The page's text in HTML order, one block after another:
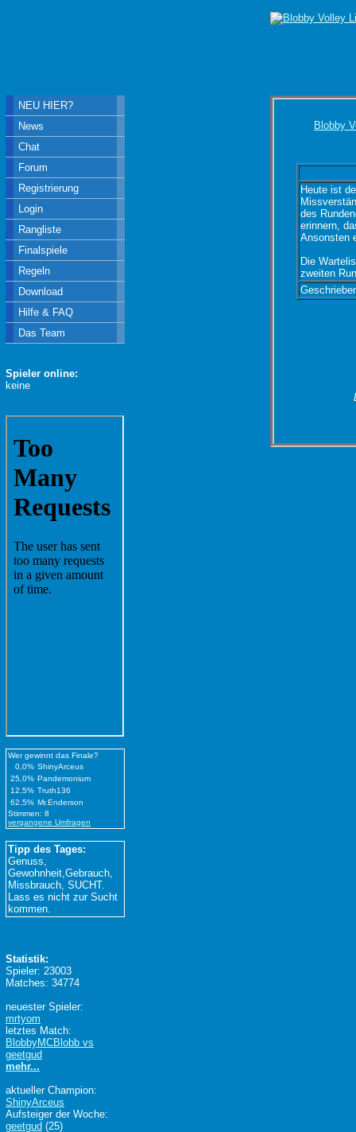
Blobby
Heute ist
des
erinnern,
Ansonsten
Die
zweiten
NEU HIER?
News
Chat
Forum
Registrierung
Login
Rangliste
Finalspiele
Regeln
Download
Hilfe & FAQ
Das Team
Spieler online:
keine
Wer gewinnt das Finale?
0,0% ShinyArceus
25,0% Pandemonium
12,5% Truth136
62,5% Mr.Enderson
Stimmen: 8
vergangene Umfragen
Tipp des Tages:
Genuss,
Gewohnheit,Gebrauch,
Missbrauch, SUCHT.
Lass es nicht zur Sucht
kommen.
Statistik:
Spieler: 23003
Matches: 34774
neuester Spieler:
mrtyom
letztes Match:
BlobbyMCBlobb vs
geetgud
mehr...
aktueller Champion:
ShinyArceus
Aufsteiger der Woche:
geetgud (25)